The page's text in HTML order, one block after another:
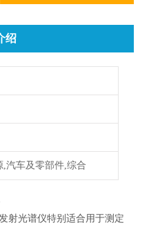
绍
,汽车及零部件,综合
射光谱仪特别适合用于测定